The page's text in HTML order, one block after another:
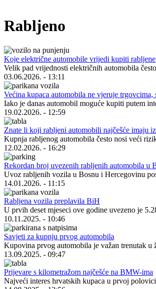
Rabljeno
Koje električne automobile vrijedi kupiti rabljene
Velik pad vrijednosti električnih automobila
03.06.2026. - 13:11
Većina kupaca automobila ne vjeruje trgovcima,
Iako je danas automobil moguće kupiti putem
19.02.2026. - 12:59
Znate li koji rabljeni automobili najčešće imaju
Kupnja rabljenog automobila često nosi veći
12.02.2026. - 16:29
Rekordan broj uvezenih rabljenih automobila u
Uvoz rabljenih vozila u Bosnu i Hercegovinu
14.01.2026. - 11:15
Rabljena vozila preplavila BiH
U prvih deset mjeseci ove godine uvezeno je
10.11.2025. - 10:46
Savjeti za kupnju prvog automobila
Kupovina prvog automobila je važan trenutak
13.09.2025. - 09:47
Prijevare s kilometražom najčešće na BMW-ima
Najveći interes hrvatskih kupaca u prvoj